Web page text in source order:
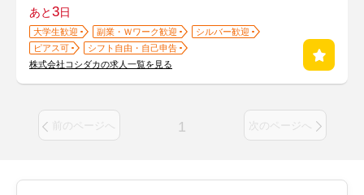
あと3日
大学生歓迎 副業・Ｗワーク歓迎
シルバー歓迎
ピアス可
シフト自由・自己申告
株式会社コシダカの求人一覧を見る
前のページへ 1 次のページへ